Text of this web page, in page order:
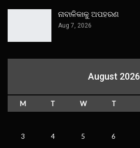
ନାବାଳିକାକୁ ଅପହରଣ
Aug 7, 2026
August 2026
M T W T
3
4 5 6